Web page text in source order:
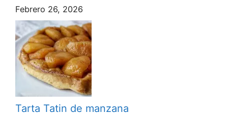
Febrero 26, 2026
Tarta Tatin de manzana